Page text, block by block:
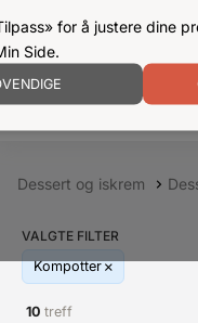
for å justere dine
Side.
Kampanjer
Dessert og iskrem
VALGTE FILTER
Kompotter
10 treff